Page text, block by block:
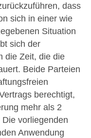
dass
sich in einer wie
Situation
sich der
die Zeit, die die
Beide Parteien
berechtigt,
mehr als 2
vorliegenden
Anwendung